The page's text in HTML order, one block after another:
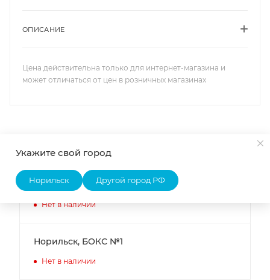
ОПИСАНИЕ
Цена действительна только для интернет-магазина и
может отличаться от цен в розничных магазинах
ОФИС Норильск
Нет в наличии
Норильск, БОКС №1
Нет в наличии
Укажите свой город
Норильск Другой город РФ